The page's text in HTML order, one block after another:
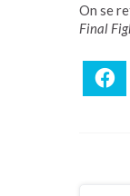
On se
Final